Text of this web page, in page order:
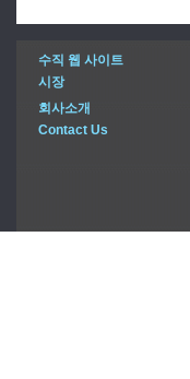
수직 웹 사이트
시장
회사소개
Contact Us